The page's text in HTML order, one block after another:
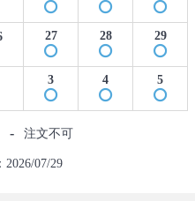
27 28 29
3 4 5
- 注文不可
2026/07/29